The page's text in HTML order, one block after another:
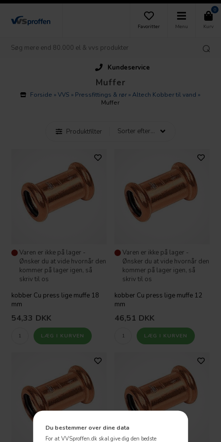
Du bestemmer over dine data
For at VVSproffen.dk skal give dig den bedste
Favoritter Menu
0
Kurv
Kundeservice
Muffer
Forside »VVS » Pressfittings & rør »Altech Kobber til vand »
Muffer
Produktfilter
Varen er ikke på lager -
Ønsker du at vide hvornår den
kommer på lager igen, så
skriv til os
kobber Cu press lige muffe 18
mm
54,33 DKK
Varen er ikke på lager -
Ønsker du at vide hvornår den
kommer på lager igen, så
skriv til os
kobber Cu press lige muffe 12
mm
46,51 DKK